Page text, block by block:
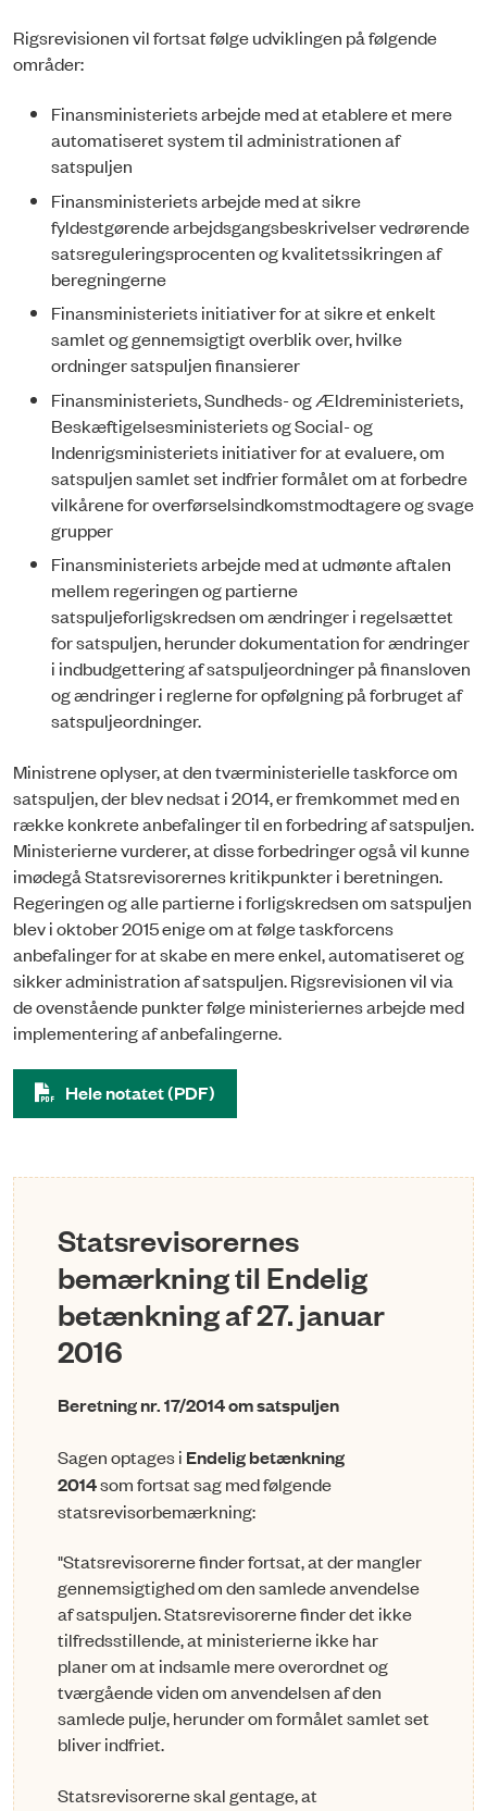
Rigsrevisionen vil fortsat følge udviklingen på følgende
områder:
Finansministeriets arbejde med at etablere et mere
automatiseret system til administrationen af
satspuljen
Finansministeriets arbejde med at sikre
fyldestgørende arbejdsgangsbeskrivelser vedrørende
satsreguleringsprocenten og kvalitetssikringen af
beregningerne
Finansministeriets initiativer for at sikre et enkelt
samlet og gennemsigtigt overblik over, hvilke
ordninger satspuljen finansierer
Finansministeriets, Sundheds- og Ældreministeriets,
Beskæftigelsesministeriets og Social- og
Indenrigsministeriets initiativer for at evaluere, om
satspuljen samlet set indfrier formålet om at forbedre
vilkårene for overførselsindkomstmodtagere og svage
grupper
Finansministeriets arbejde med at udmønte aftalen
mellem regeringen og partierne
satspuljeforligskredsen om ændringer i regelsættet
for satspuljen, herunder dokumentation for ændringer
i indbudgettering af satspuljeordninger på finansloven
og ændringer i reglerne for opfølgning på forbruget af
satspuljeordninger.
Ministrene oplyser, at den tværministerielle taskforce om
satspuljen, der blev nedsat i 2014, er fremkommet med en
række konkrete anbefalinger til en forbedring af satspuljen.
Ministerierne vurderer, at disse forbedringer også vil kunne
imødegå Statsrevisorernes kritikpunkter i beretningen.
Regeringen og alle partierne i forligskredsen om satspuljen
blev i oktober 2015 enige om at følge taskforcens
anbefalinger for at skabe en mere enkel, automatiseret og
sikker administration af satspuljen. Rigsrevisionen vil via
de ovenstående punkter følge ministeriernes arbejde med
implementering af anbefalingerne.
Hele notatet (PDF)
Statsrevisorernes
bemærkning til Endelig
betænkning af 27. januar
2016
Beretning nr. 17/2014 om satspuljen
Sagen optages i Endelig betænkning
2014som fortsat sag med følgende
statsrevisorbemærkning:
"Statsrevisorerne finder fortsat, at der mangler
gennemsigtighed om den samlede anvendelse
af satspuljen. Statsrevisorerne finder det ikke
tilfredsstillende, at ministerierne ikke har
planer om at indsamle mere overordnet og
tværgående viden om anvendelsen af den
samlede pulje, herunder om formålet samlet set
bliver indfriet.
Statsrevisorerne skal gentage, at